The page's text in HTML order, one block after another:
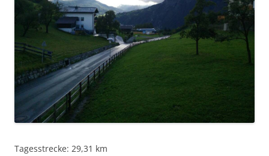
Tagesstrecke: 29,31 km